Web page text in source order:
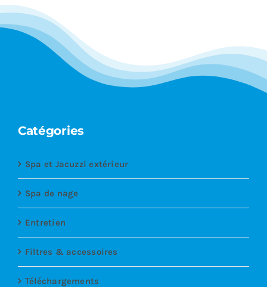
Catégories
Spa et Jacuzzi extérieur
Spa de nage
Entretien
Filtres & accessoires
Téléchargements